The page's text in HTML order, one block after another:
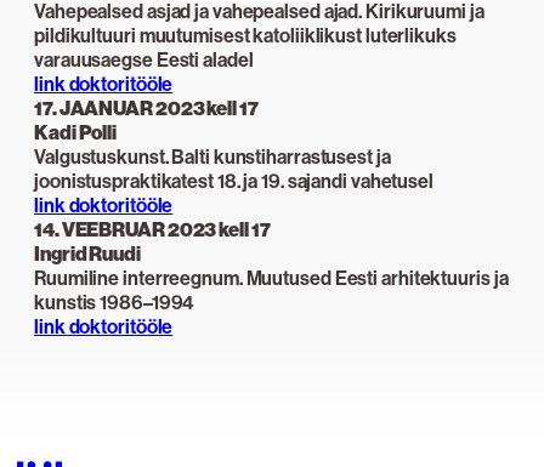
Vahepealsed asjad ja vahepealsed ajad. Kirikuruumi ja
pildikultuuri muutumisest katoliiklikust luterlikuks
varauusaegse Eesti aladel
link doktoritööle
17. JAANUAR 2023 kell 17
Kadi Polli
Valgustuskunst. Balti kunstiharrastusest ja
joonistuspraktikatest 18. ja 19. sajandi vahetusel
link doktoritööle
14. VEEBRUAR 2023 kell 17
Ingrid Ruudi
Ruumiline interreegnum. Muutused Eesti arhitektuuris ja
kunstis 1986–1994
link doktoritööle